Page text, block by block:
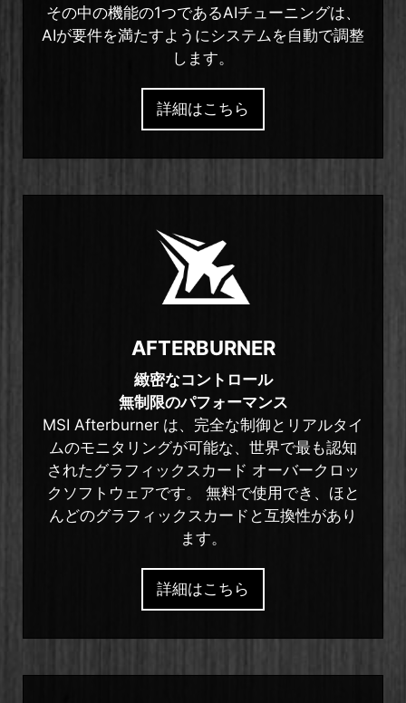
その中の機能の1つであるAIチューニングは、
AIが要件を満たすようにシステムを自動で調整
します。
詳細はこちら
AFTERBURNER
緻密なコントロール
無制限のパフォーマンス
MSI Afterburner は、完全な制御とリアルタイ
ムのモニタリングが可能な、世界で最も認知
されたグラフィックスカード オーバークロッ
クソフトウェアです。 無料で使用でき、ほと
んどのグラフィックスカードと互換性があり
ます。
詳細はこちら